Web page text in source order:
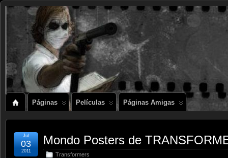
Páginas Películas Páginas Amigas
Mondo Posters de
Transformers
Jul
03
2011